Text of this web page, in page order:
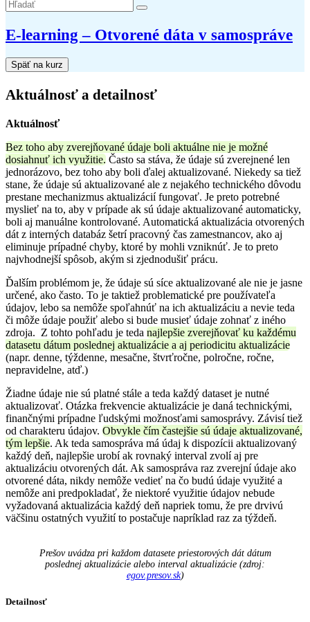
E-learning – Otvorené dáta v samospráve
Späť na kurz
Aktuálnosť a detailnosť
Aktuálnosť
Bez toho aby zverejňované údaje boli aktuálne nie je možné
dosiahnuť ich využitie. Často sa stáva, že údaje sú zverejnené len
jednorázovo, bez toho aby boli ďalej aktualizované. Niekedy sa tiež
stane, že údaje sú aktualizované ale z nejakého technického dôvodu
prestane mechanizmus aktualizácií fungovať. Je preto potrebné
myslieť na to, aby v prípade ak sú údaje aktualizované automaticky,
boli aj manuálne kontrolované. Automatická aktualizácia otvorených
dát z interných databáz šetrí pracovný čas zamestnancov, ako aj
eliminuje prípadné chyby, ktoré by mohli vzniknúť. Je to preto
najvhodnejší spôsob, akým si zjednodušiť prácu.
Ďalším problémom je, že údaje sú síce aktualizované ale nie je jasne
určené, ako často. To je taktiež problematické pre používateľa
údajov, lebo sa nemôže spoľahnúť na ich aktualizáciu a nevie teda
či môže údaje použiť alebo si bude musieť údaje zohnať z iného
zdroja. Z tohto pohľadu je teda najlepšie zverejňovať ku každému
datasetu dátum poslednej aktualizácie a aj periodicitu aktualizácie
(napr. denne, týždenne, mesačne, štvrťročne, polročne, ročne,
nepravidelne, atď.)
Žiadne údaje nie sú platné stále a teda každý dataset je nutné
aktualizovať. Otázka frekvencie aktualizácie je daná technickými,
finančnými prípadne ľudskými možnosťami samosprávy. Závisí tiež
od charakteru údajov. Obvykle čím častejšie sú údaje aktualizované,
tým lepšie. Ak teda samospráva má údaj k dispozícii aktualizovaný
každý deň, najlepšie urobí ak rovnaký interval zvolí aj pre
aktualizáciu otvorených dát. Ak samospráva raz zverejní údaje ako
otvorené dáta, nikdy nemôže vedieť na čo budú údaje využité a
nemôže ani predpokladať, že niektoré využitie údajov nebude
vyžadovaná aktualizácia každý deň napriek tomu, že pre drvivú
väčšinu ostatných využití to postačuje napríklad raz za týždeň.
Prešov uvádza pri každom datasete priestorových dát dátum
poslednej aktualizácie alebo interval aktualizácie (zdroj:
egov.presov.sk)
Detailnosť